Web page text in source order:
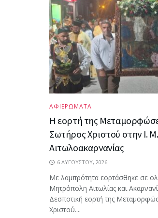
ΑΦΙΕΡΩΜΑΤΑ
Η εορτή της
Σωτήρος Χριστού στην Ι. Μ.
Αιτωλοακαρνανίας
6 ΑΥΓΟΎΣΤΟΥ, 2026
Με λαμπρότητα εορτάσθηκε σε
Μητρόπολη Αιτωλίας και
Δεσποτική εορτή της
Χριστού....